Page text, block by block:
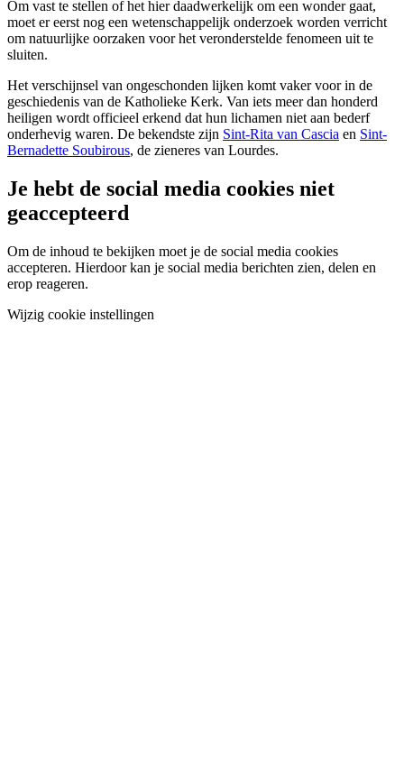
Om vast te stellen of het hier daadwerkelijk om een wonder gaat,
moet er eerst nog een wetenschappelijk onderzoek worden verricht
om natuurlijke oorzaken voor het veronderstelde fenomeen uit te
sluiten.
Het verschijnsel van ongeschonden lijken komt vaker voor in de
geschiedenis van de Katholieke Kerk. Van iets meer dan honderd
heiligen wordt officieel erkend dat hun lichamen niet aan bederf
onderhevig waren. De bekendste zijn Sint-Rita van Cascia en Sint-
Bernadette Soubirous, de zieneres van Lourdes.
Je hebt de social media cookies niet
geaccepteerd
Om de inhoud te bekijken moet je de social media cookies
accepteren. Hierdoor kan je social media berichten zien, delen en
erop reageren.
Wijzig cookie instellingen